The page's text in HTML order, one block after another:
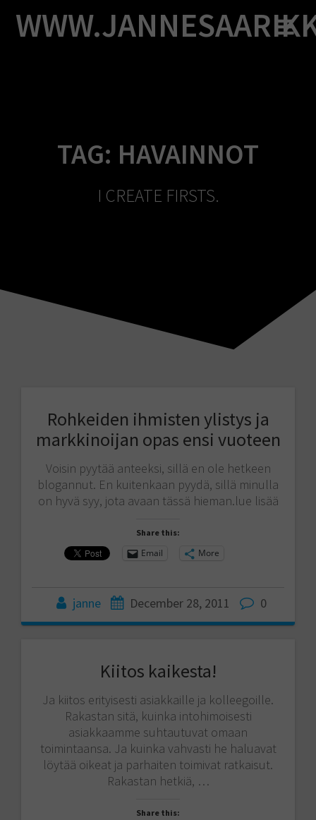
to
content
TAG: HAVAINNOT
I CREATE FIRSTS.
Rohkeiden ihmisten ylistys ja
markkinoijan opas ensi vuoteen
Voisin pyytää anteeksi, sillä en ole hetkeen
blogannut. En kuitenkaan pyydä, sillä minulla
on hyvä syy, jota avaan tässä hieman.lue lisää
Share this:
Email More
janne December 28, 2011 0
Kiitos kaikesta!
Ja kiitos erityisesti asiakkaille ja kolleegoille.
Rakastan sitä, kuinka intohimoisesti
asiakkaamme suhtautuvat omaan
toimintaansa. Ja kuinka vahvasti he haluavat
löytää oikeat ja parhaiten toimivat ratkaisut.
Rakastan hetkiä, …
Share this: